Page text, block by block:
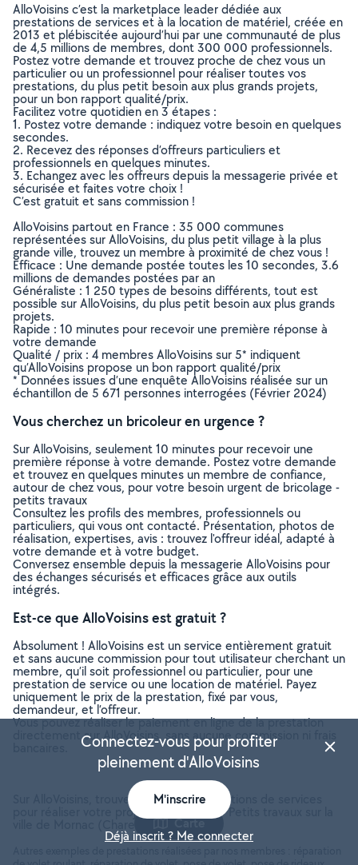
AlloVoisins c’est la marketplace leader dédiée aux
prestations de services et à la location de matériel, créée en
2013 et plébiscitée aujourd’hui par une communauté de plus
de 4,5 millions de membres, dont 300 000 professionnels.
Postez votre demande et trouvez proche de chez vous un
particulier ou un professionnel pour réaliser toutes vos
prestations, du plus petit besoin aux plus grands projets,
pour un bon rapport qualité/prix.
Facilitez votre quotidien en 3 étapes :
1. Postez votre demande : indiquez votre besoin en quelques
secondes.
2. Recevez des réponses d’offreurs particuliers et
professionnels en quelques minutes.
3. Echangez avec les offreurs depuis la messagerie privée et
sécurisée et faites votre choix !
C’est gratuit et sans commission !
AlloVoisins partout en France : 35 000 communes
représentées sur AlloVoisins, du plus petit village à la plus
grande ville, trouvez un membre à proximité de chez vous !
Efficace : Une demande postée toutes les 10 secondes, 3.6
millions de demandes postées par an
Généraliste : 1 250 types de besoins différents, tout est
possible sur AlloVoisins, du plus petit besoin aux plus grands
projets.
Rapide : 10 minutes pour recevoir une première réponse à
votre demande
Qualité / prix : 4 membres AlloVoisins sur 5* indiquent
qu’AlloVoisins propose un bon rapport qualité/prix
* Données issues d’une enquête AlloVoisins réalisée sur un
échantillon de 5 671 personnes interrogées (Février 2024)
Vous cherchez un bricoleur en urgence ?
Sur AlloVoisins, seulement 10 minutes pour recevoir une
première réponse à votre demande. Postez votre demande
et trouvez en quelques minutes un membre de confiance,
autour de chez vous, pour votre besoin urgent de bricolage -
petits travaux
Consultez les profils des membres, professionnels ou
particuliers, qui vous ont contacté. Présentation, photos de
réalisation, expertises, avis : trouvez l'offreur idéal, adapté à
votre demande et à votre budget.
Conversez ensemble depuis la messagerie AlloVoisins pour
des échanges sécurisés et efficaces grâce aux outils
intégrés.
Est-ce que AlloVoisins est gratuit ?
Absolument ! AlloVoisins est un service entièrement gratuit
et sans aucune commission pour tout utilisateur cherchant un
membre, qu’il soit professionnel ou particulier, pour une
prestation de service ou une location de matériel. Payez
uniquement le prix de la prestation, fixé par vous,
demandeur, et l’offreur.
Vous pouvez réaliser le paiement en ligne de la prestation
directement sur AlloVoisins, sans aucune commission ni frais
Sur AlloVoisins, trouvez toutes les prestations de services
pour réaliser votre projet de Bricolage - Petits travaux sur la
Carte
Connectez-vous pour profiter
pleinement d'AlloVoisins
M'inscrire
Déjà inscrit ? Me connecter